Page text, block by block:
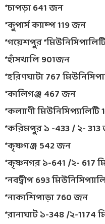
*চাপড়া 641 জন
*কুপার্স ক্যাম্প 119 জন
*গয়েশপুর
*হাঁসখালি 901জন
*হরিণঘাটা 767
*কালিগঞ্জ 467 জন
*কল্যাণী
*করিমপুর ১ -433 / ২-
*কৃষ্ণগঞ্জ 542 জন
*কৃষ্ণনগর ১-641 /২- 617
*নবদ্বীপ 693
*নাকাশিপাড়া 760 জন
*রানাঘাট ১-348 /২-1174